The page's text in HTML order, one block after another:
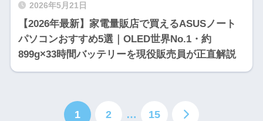
2026年5月21日
【2026年最新】家電量販店で買えるASUSノート
パソコンおすすめ5選｜OLED世界No.1・約
899g×33時間バッテリーを現役販売員が正直解説
1 2 … 15